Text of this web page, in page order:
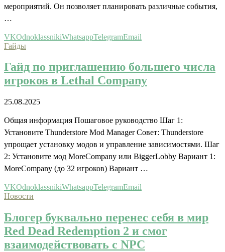
мероприятий. Он позволяет планировать различные события,
…
VKOdnoklassnikiWhatsappTelegramEmail
Гайды
Гайд по приглашению большего числа
игроков в Lethal Company
25.08.2025
Общая информация Пошаговое руководство Шаг 1:
Установите Thunderstore Mod Manager Совет: Thunderstore
упрощает установку модов и управление зависимостями. Шаг
2: Установите мод MoreCompany или BiggerLobby Вариант 1:
MoreCompany (до 32 игроков) Вариант …
VKOdnoklassnikiWhatsappTelegramEmail
Новости
Блогер буквально перенес себя в мир
Red Dead Redemption 2 и смог
взаимодействовать с NPC